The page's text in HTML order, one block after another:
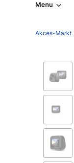
Menu
Akces-Markt